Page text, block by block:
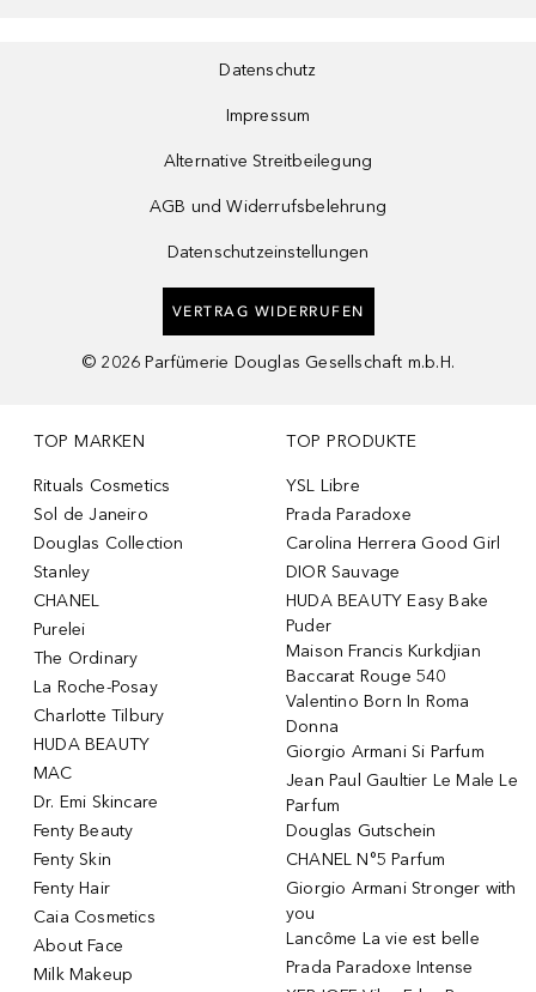
Datenschutz
Impressum
Alternative Streitbeilegung
AGB und Widerrufsbelehrung
Datenschutzeinstellungen
VERTRAG WIDERRUFEN
© 2026 Parfümerie Douglas Gesellschaft m.b.H.
TOP MARKEN
Rituals Cosmetics
Sol de Janeiro
Douglas Collection
Stanley
CHANEL
Purelei
The Ordinary
La Roche-Posay
Charlotte Tilbury
HUDA BEAUTY
MAC
Dr. Emi Skincare
Fenty Beauty
Fenty Skin
Fenty Hair
Caia Cosmetics
About Face
Milk Makeup
TOP PRODUKTE
YSL Libre
Prada Paradoxe
Carolina Herrera Good Girl
DIOR Sauvage
HUDA BEAUTY Easy Bake
Puder
Maison Francis Kurkdjian
Baccarat Rouge 540
Valentino Born In Roma
Donna
Giorgio Armani Si Parfum
Jean Paul Gaultier Le Male Le
Parfum
Douglas Gutschein
CHANEL N°5 Parfum
Giorgio Armani Stronger with
you
Lancôme La vie est belle
Prada Paradoxe Intense